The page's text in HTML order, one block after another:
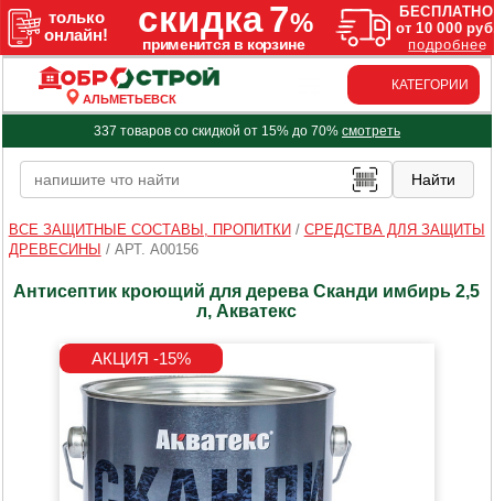
АЛЬМЕТЬЕВСК
КАТЕГОРИИ
337 товаров со скидкой от 15% до 70% смотреть
ВСЕ ЗАЩИТНЫЕ СОСТАВЫ, ПРОПИТКИ / СРЕДСТВА ДЛЯ ЗАЩИТЫ
ДРЕВЕСИНЫ / АРТ. A00156
Антисептик кроющий для дерева Сканди имбирь 2,5
л, Акватекс